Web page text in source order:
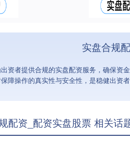
实盘合规
资者提供合规的实盘配资服务，确保资
障操作的真实性与安全性，是稳健出资者
配资_配资实盘股票 相关话